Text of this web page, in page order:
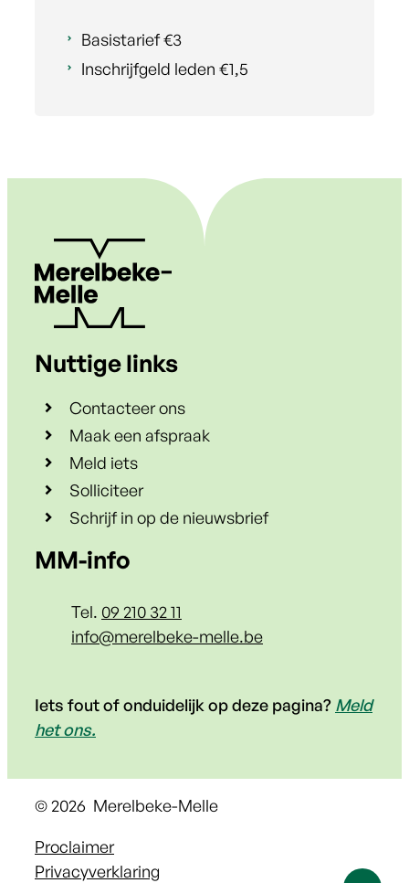
Basistarief€3
Inschrijfgeld leden €1,5
Nuttige links
Contacteer ons
Maak een afspraak
Meld iets
Solliciteer
Schrijf in op de nieuwsbrief
Contact & openingsuren
MM-info
09 210 32 11
E-mailinfo@merelbeke-melle.be
Iets fout of onduidelijk op deze pagina? Meld
het ons.
© 2026 Merelbeke-Melle
Proclaimer
Privacyverklaring